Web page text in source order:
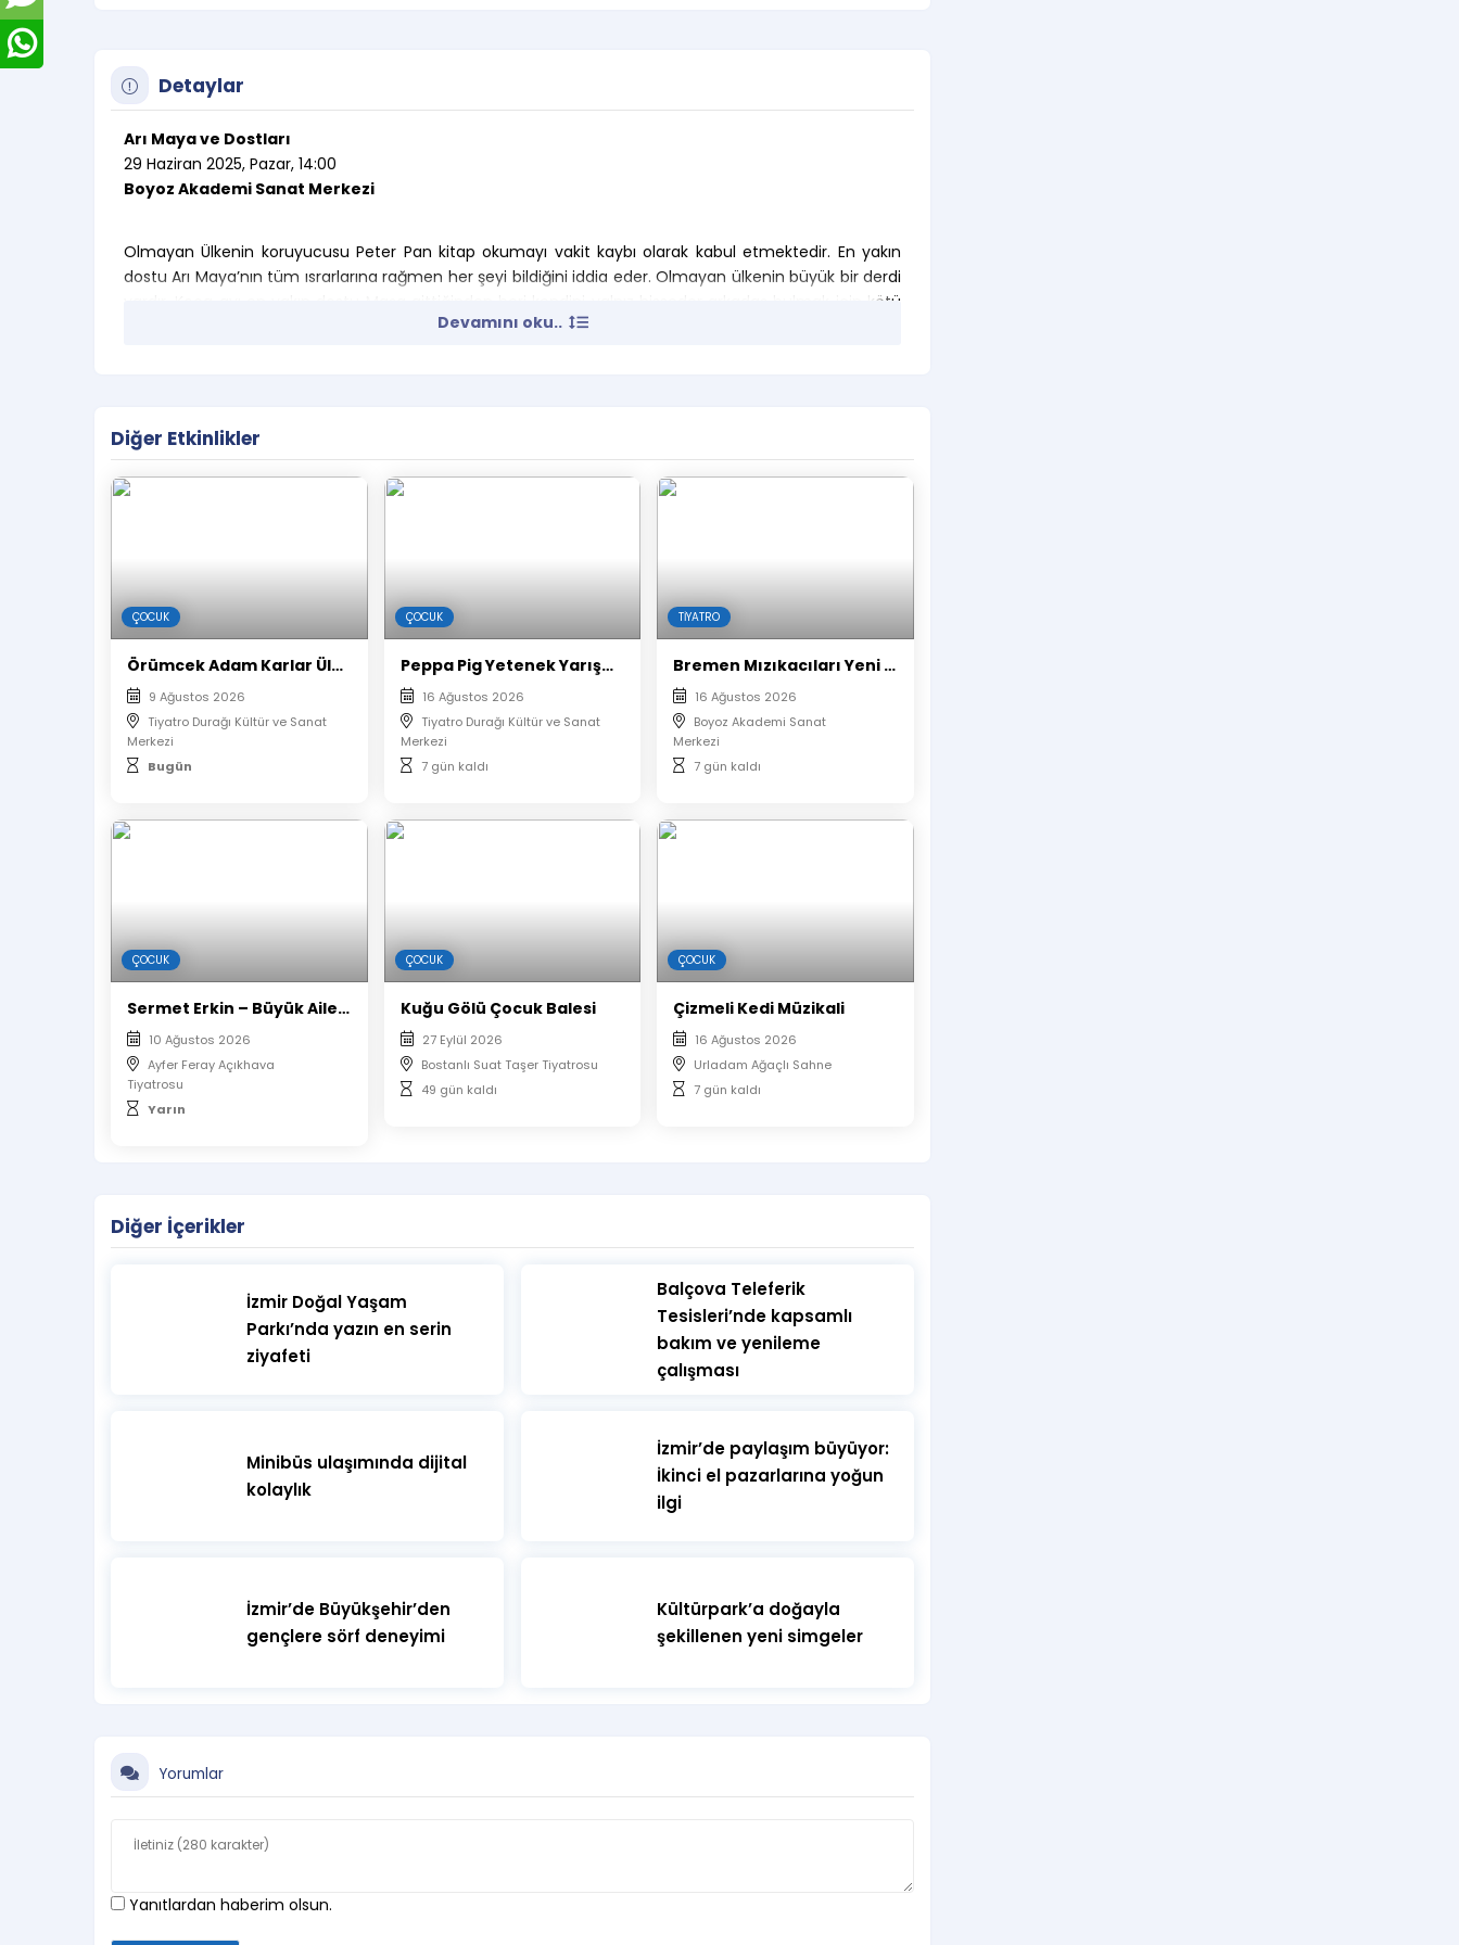
Detaylar
Arı Maya ve Dostları
29 Haziran 2025, Pazar, 14:00
Boyoz Akademi Sanat Merkezi
Olmayan Ülkenin koruyucusu Peter Pan kitap okumayı vakit kaybı olarak kabul etmektedir. En yakın
dostu Arı Maya’nın tüm ısrarlarına rağmen her şeyi bildiğini iddia eder. Olmayan ülkenin büyük bir derdi
vardır. Koca ayı en yakın dostu Maşa gittiğinden beri kendini yalnız hisseder arkadaş bulmak için kötü
bir planı vardır. Peter Pan ve Arı Maya onu bu yoldan izlemeye gelen arkadaşlarla döndürecektir.
Etkinlik 2 yaş ile 10 yaş arası için uygundur.
salonda olmalıdır.
Etkinlik saatinden en az 30 dakika önce salonda olunmalıdır.
Etkinlik girişinde bilet kontrolü yapılacaktır, biletinizi telefondan göstermeniz gerekmektedir.
Misafirlerin belirtilen oturma düzenine uyması zorunludur. Etkinlik boyunca belirlenen koltuklarda
oturulması gerekmektedir.
Devamını oku..
Diğer Etkinlikler
ÇOCUK
Örümcek Adam Karlar Ülkesinde
9 Ağustos 2026
Tiyatro Durağı Kültür ve Sanat
Merkezi
Bugün
ÇOCUK
Peppa Pig Yetenek Yarışması
16 Ağustos 2026
Tiyatro Durağı Kültür ve Sanat
Merkezi
7 gün kaldı
TIYATRO
Bremen Mızıkacıları Yeni Macera
16 Ağustos 2026
Boyoz Akademi Sanat
Merkezi
7 gün kaldı
ÇOCUK
Sermet Erkin – Büyük Aile İllüzyon Gösterisi: Sihirli Yaz Akşamları
10 Ağustos 2026
Ayfer Feray Açıkhava
Tiyatrosu
Yarın
ÇOCUK
Kuğu Gölü Çocuk Balesi
27 Eylül 2026
Bostanlı Suat Taşer Tiyatrosu
49 gün kaldı
ÇOCUK
Çizmeli Kedi Müzikali
16 Ağustos 2026
Urladam Ağaçlı Sahne
7 gün kaldı
Diğer İçerikler
İzmir Doğal Yaşam
Parkı’nda yazın en serin
ziyafeti
​Balçova Teleferik
Tesisleri’nde kapsamlı
bakım ve yenileme
çalışması
Minibüs ulaşımında dijital
kolaylık
İzmir’de paylaşım büyüyor:
İkinci el pazarlarına yoğun
ilgi
İzmir’de Büyükşehir’den
gençlere sörf deneyimi
Kültürpark’a doğayla
şekillenen yeni simgeler
Yorumlar
Yanıtlardan haberim olsun.